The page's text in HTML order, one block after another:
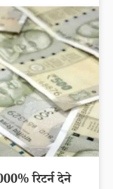
रिटर्न देने